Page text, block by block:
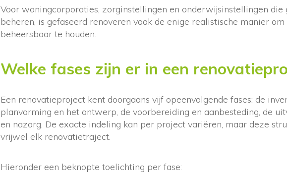
Voor woningcorporaties, zorginstellingen en onderwijsinstellingen
beheren, is gefaseerd renoveren vaak de enige realistische manier
beheersbaar te houden.
Welke fases zijn er in een
Een renovatieproject kent doorgaans vijf opeenvolgende fases: de
planvorming en het ontwerp, de voorbereiding en aanbesteding, de
en nazorg. De exacte indeling kan per project variëren, maar deze
vrijwel elk renovatietraject.
Hieronder een beknopte toelichting per fase: